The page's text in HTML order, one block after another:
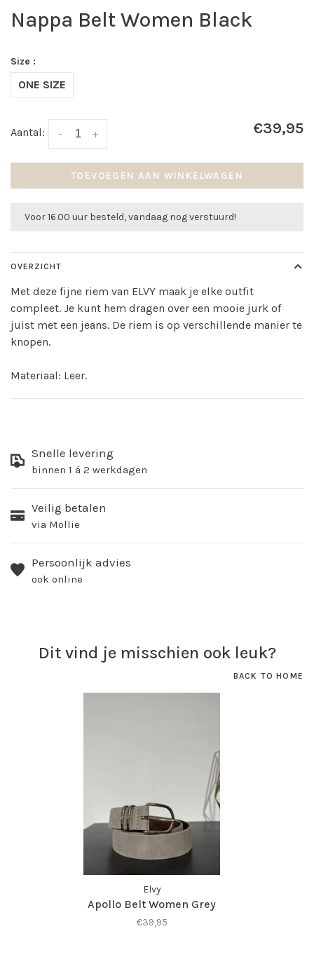
Nappa Belt Women Black
Size :
ONE SIZE
Aantal: +
- €39,95
TOEVOEGEN AAN WINKELWAGEN
Voor 16.00 uur besteld, vandaag nog verstuurd!
OVERZICHT
Met deze fijne riem van ELVY maak je elke outfit
compleet. Je kunt hem dragen over een mooie jurk of
juist met een jeans. De riem is op verschillende manier te
knopen.
Materiaal: Leer.
Snelle levering
binnen 1 á 2 werkdagen
Veilig betalen
via Mollie
Persoonlijk advies
ook online
Dit vind je misschien ook leuk?
BACK TO HOME
Elvy
Apollo Belt Women Grey
€39,95